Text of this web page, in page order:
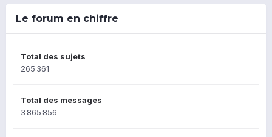
Le forum en chiffre
Total des sujets
265 361
Total des messages
3 865 856